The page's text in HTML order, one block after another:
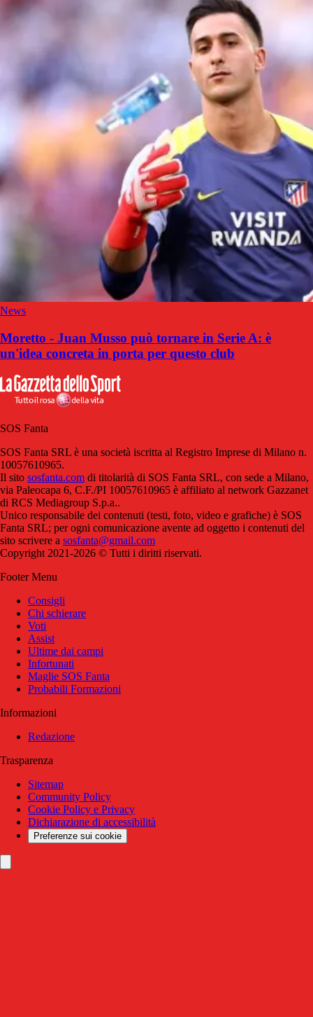
News
Moretto - Juan Musso può tornare in Serie A: è
un'idea concreta in porta per questo club
SOS Fanta
SOS Fanta SRL è una società iscritta al Registro Imprese di Milano n.
10057610965.
Il sito sosfanta.com di titolarità di SOS Fanta SRL, con sede a Milano,
via Paleocapa 6, C.F./PI 10057610965 è affiliato al network Gazzanet
di RCS Mediagroup S.p.a..
Unico responsabile dei contenuti (testi, foto, video e grafiche) è SOS
Fanta SRL; per ogni comunicazione avente ad oggetto i contenuti del
sito scrivere a sosfanta@gmail.com
Copyright 2021-2026 © Tutti i diritti riservati.
Footer Menu
Consigli
Chi schierare
Voti
Assist
Ultime dai campi
Infortunati
Maglie SOS Fanta
Probabili Formazioni
Informazioni
Redazione
Trasparenza
Sitemap
Community Policy
Cookie Policy e Privacy
Dichiarazione di accessibilità
Preferenze sui cookie